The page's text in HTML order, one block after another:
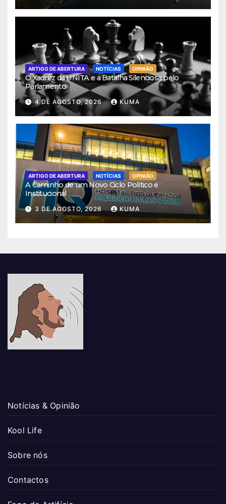
ARTIGO DE ABERTURA NOTÍCIAS OPINIÃO
O Xadrez da UNITA e a Batalha Silenciosa pelo
Parlamento
4 DE AGOSTO, 2026 KUMA
ARTIGO DE ABERTURA NOTÍCIAS OPINIÃO
A Caminho de um Novo Ciclo Político e
Institucional
3 DE AGOSTO, 2026 KUMA
Notícias & Opinião
Kool Life
Sobre nós
Contactos